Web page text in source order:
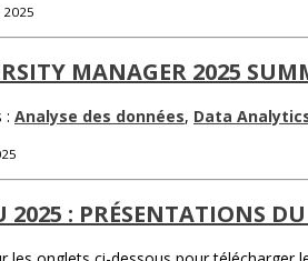
MANAGER 2025
: Analyse des données, Data
2025 : PRÉSENTATIONS